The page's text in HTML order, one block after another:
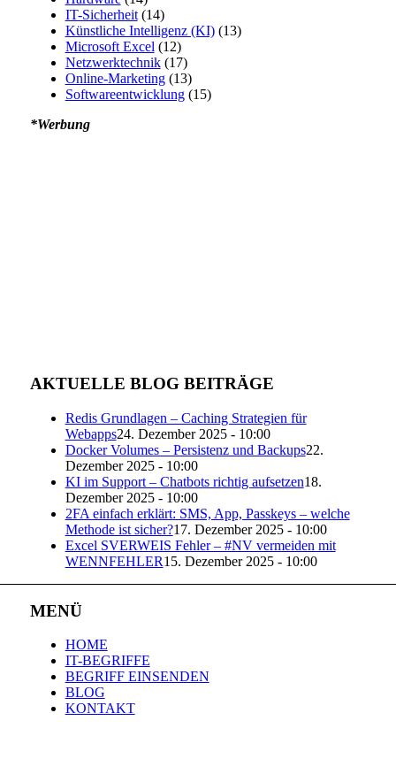
IT-Sicherheit(14)
Künstliche Intelligenz (KI)(13)
Microsoft Excel(12)
Netzwerktechnik(17)
Online-Marketing(13)
Softwareentwicklung(15)
*Werbung
AKTUELLE BLOG BEITRÄGE
Redis Grundlagen – Caching Strategien für
Webapps24. Dezember 2025 - 10:00
Docker Volumes – Persistenz und Backups22.
Dezember 2025 - 10:00
KI im Support – Chatbots richtig aufsetzen18.
Dezember 2025 - 10:00
2FA einfach erklärt: SMS, App, Passkeys – welche
Methode ist sicher?17. Dezember 2025 - 10:00
Excel SVERWEIS Fehler – #NV vermeiden mit
WENNFEHLER15. Dezember 2025 - 10:00
MENÜ
HOME
IT-BEGRIFFE
BEGRIFF EINSENDEN
BLOG
KONTAKT